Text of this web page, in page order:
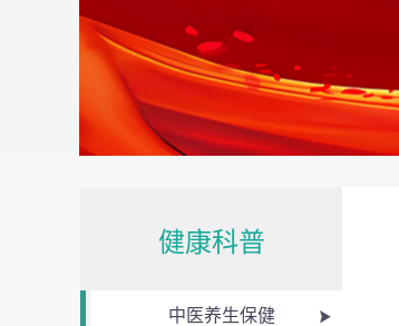
健康科普
中医养生保健